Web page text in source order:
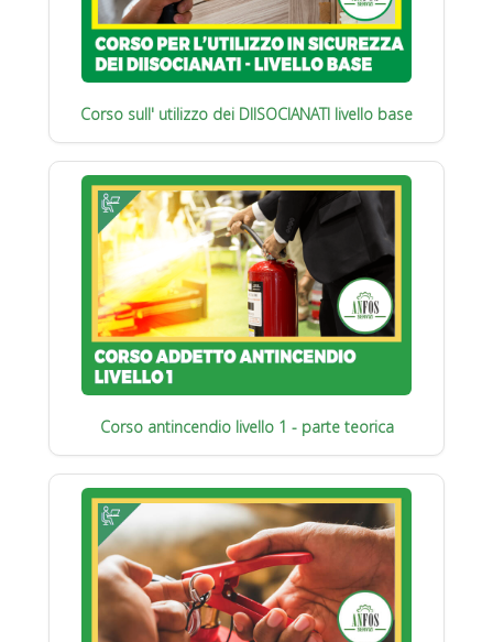
Corso sull' utilizzo dei DIISOCIANATI livello base
Corso antincendio livello 1 - parte teorica